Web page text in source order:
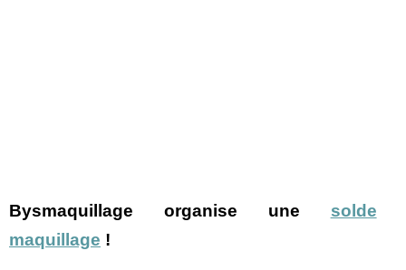
Bysmaquillage organise une solde
maquillage !